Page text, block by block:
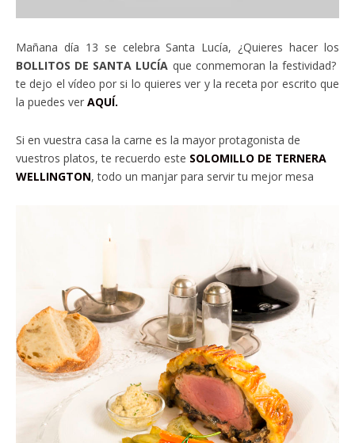
Mañana día 13 se celebra Santa Lucía, ¿Quieres hacer los
BOLLITOS DE SANTA LUCÍA que conmemoran la festividad?
te dejo el vídeo por si lo quieres ver y la receta por escrito que
la puedes ver AQUÍ.
Si en vuestra casa la carne es la mayor protagonista de
vuestros platos, te recuerdo este SOLOMILLO DE TERNERA
WELLINGTON, todo un manjar para servir tu mejor mesa